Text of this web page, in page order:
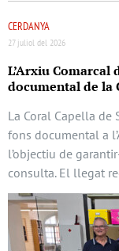
CERDANYA
27 juliol del 2026
L’Arxiu Comarcal
documental de la
La Coral Capella de
fons documental a
l’objectiu de
consulta. El llegat